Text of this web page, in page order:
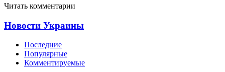
Читать комментарии
Новости Украины
Последние
Популярные
Комментируемые